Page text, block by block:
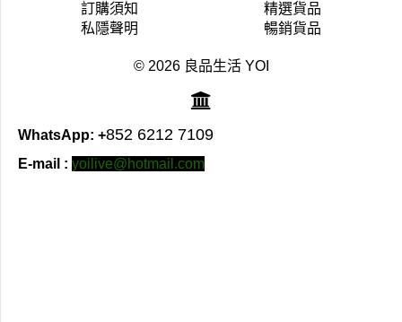
訂購須知
私隱聲明
精選貨品
暢銷貨品
© 2026 良品生活 YOI
WhatsApp: +852 6212 7109
E-mail : yoilive@hotmail.com